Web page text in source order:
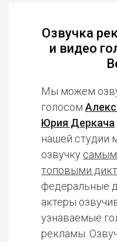
Озвучка
и видео
Мы можем
голосом
Юрия Деркача
нашей студии
озвучку
топовыми
федеральные
актеры
узнаваемые
рекламы.